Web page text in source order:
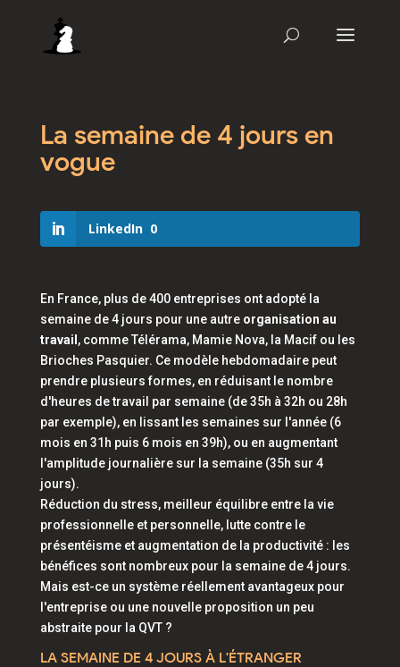
La semaine de 4 jours en
vogue
LinkedIn 0
En France, plus de 400 entreprises ont adopté la
semaine de 4 jours pour une autre organisation au
travail , comme Télérama, Mamie Nova, la Macif ou les
Brioches Pasquier. Ce modèle hebdomadaire peut
prendre plusieurs formes, en réduisant le nombre
d'heures de travail par semaine (de 35h à 32h ou 28h
par exemple), en lissant les semaines sur l'année (6
mois en 31h puis 6 mois en 39h), ou en augmentant
l'amplitude journalière sur la semaine (35h sur 4
jours).
Réduction du stress, meilleur équilibre entre la vie
professionnelle et personnelle, lutte contre le
présentéisme et augmentation de la productivité : les
bénéfices sont nombreux pour la semaine de 4 jours.
Mais est-ce un système réellement avantageux pour
l'entreprise ou une nouvelle proposition un peu
abstraite pour la QVT ?
LA SEMAINE DE 4 JOURS À L'ÉTRANGER